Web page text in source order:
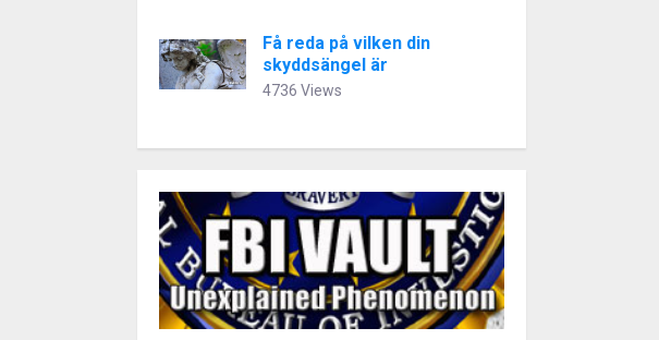
Få reda på vilken din
skyddsängel är
4736 Views